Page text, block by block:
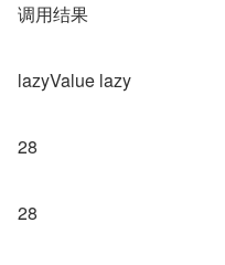
调用结果
lazyValue lazy
28
28